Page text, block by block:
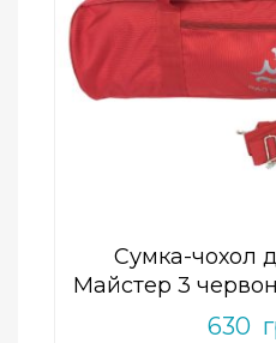
Сумка-чохол
Майстер 3
630
Add